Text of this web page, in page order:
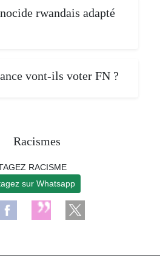
rwandais adapté
vont-ils voter FN ?
Racismes
RACISME
sur Whatsapp